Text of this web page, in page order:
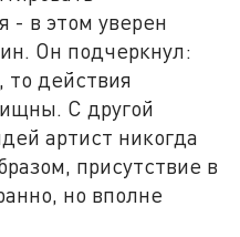
- в этом уверен
Он подчеркнул:
то действия
С другой
артист никогда
присутствие в
но вполне